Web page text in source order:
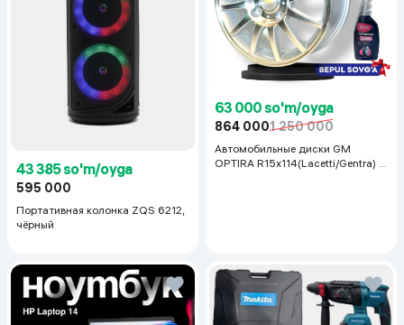
43 385 so'm/oyga
595 000
Портативная колонка ZQS 6212,
чёрный
63 000 so'm/oyga
864 0001 250 000
Автомобильные диски GM
OPTIRA R15x114(Lacetti/Gentra) 1